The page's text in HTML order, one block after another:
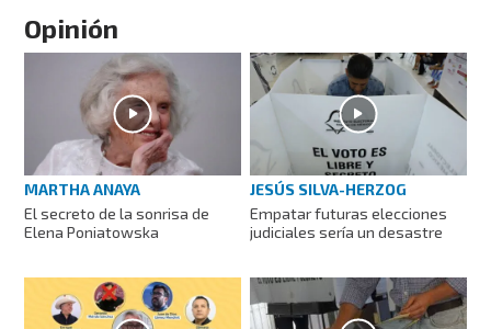
Opinión
MARTHA ANAYA
El secreto de la sonrisa de
Elena Poniatowska
JESÚS SILVA-HERZOG
Empatar futuras elecciones
judiciales sería un desastre